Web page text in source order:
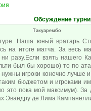
Обсуждение
Такуарембо
Наша юный вратарь
на итоге матча. За
разу.Если взять нашего
был бы хорошо) то по
игроки конечно
бюджетом и игроками
это пока мой максимум).
Эвандру де Лима